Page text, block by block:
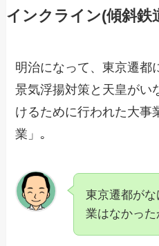
インクライン(傾斜鉄
明治になって、東京遷都
景気浮揚対策と天皇がい
けるために行われた大事
業」｡
東京遷都が
業はなかった